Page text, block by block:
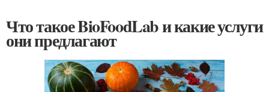
Что такое BioFoodLab и какие услуги
они предлагают